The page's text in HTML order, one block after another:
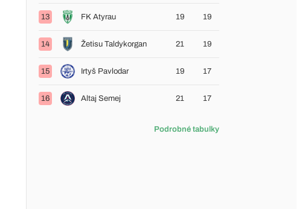
13 FK Atyrau 19 19
14 Žetisu Taldykorgan 21 19
15 Irtyš Pavlodar 19 17
16 Altaj Semej 21 17
Podrobné tabulky